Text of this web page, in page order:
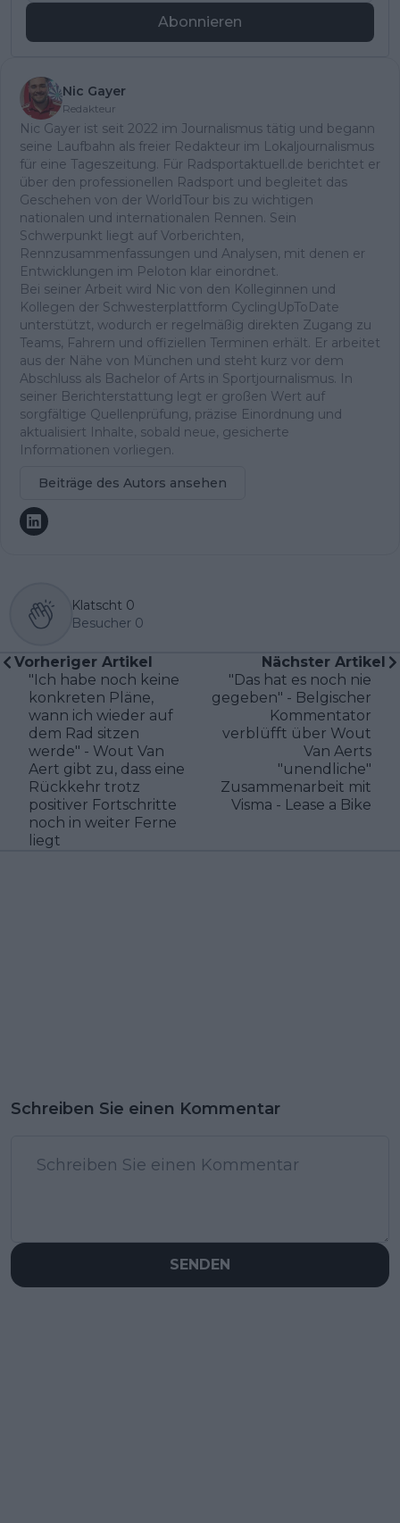
Abonnieren
Nic Gayer
Redakteur
Nic Gayer ist seit 2022 im Journalismus tätig und begann
seine Laufbahn als freier Redakteur im Lokaljournalismus
für eine Tageszeitung. Für Radsportaktuell.de berichtet er
über den professionellen Radsport und begleitet das
Geschehen von der WorldTour bis zu wichtigen
nationalen und internationalen Rennen. Sein
Schwerpunkt liegt auf Vorberichten,
Rennzusammenfassungen und Analysen, mit denen er
Entwicklungen im Peloton klar einordnet.
Bei seiner Arbeit wird Nic von den Kolleginnen und
Kollegen der Schwesterplattform CyclingUpToDate
unterstützt, wodurch er regelmäßig direkten Zugang zu
Teams, Fahrern und offiziellen Terminen erhält. Er arbeitet
aus der Nähe von München und steht kurz vor dem
Abschluss als Bachelor of Arts in Sportjournalismus. In
seiner Berichterstattung legt er großen Wert auf
sorgfältige Quellenprüfung, präzise Einordnung und
aktualisiert Inhalte, sobald neue, gesicherte
Informationen vorliegen.
Beiträge des Autors ansehen
Klatscht 0
Besucher 0
Vorheriger Artikel
"Ich habe noch keine
konkreten Pläne,
wann ich wieder auf
dem Rad sitzen
werde" - Wout Van
Aert gibt zu, dass eine
Rückkehr trotz
positiver Fortschritte
noch in weiter Ferne
liegt
Nächster Artikel
"Das hat es noch nie
gegeben" - Belgischer
Kommentator
verblüfft über Wout
Van Aerts
"unendliche"
Zusammenarbeit mit
Visma - Lease a Bike
Schreiben Sie einen Kommentar
SENDEN